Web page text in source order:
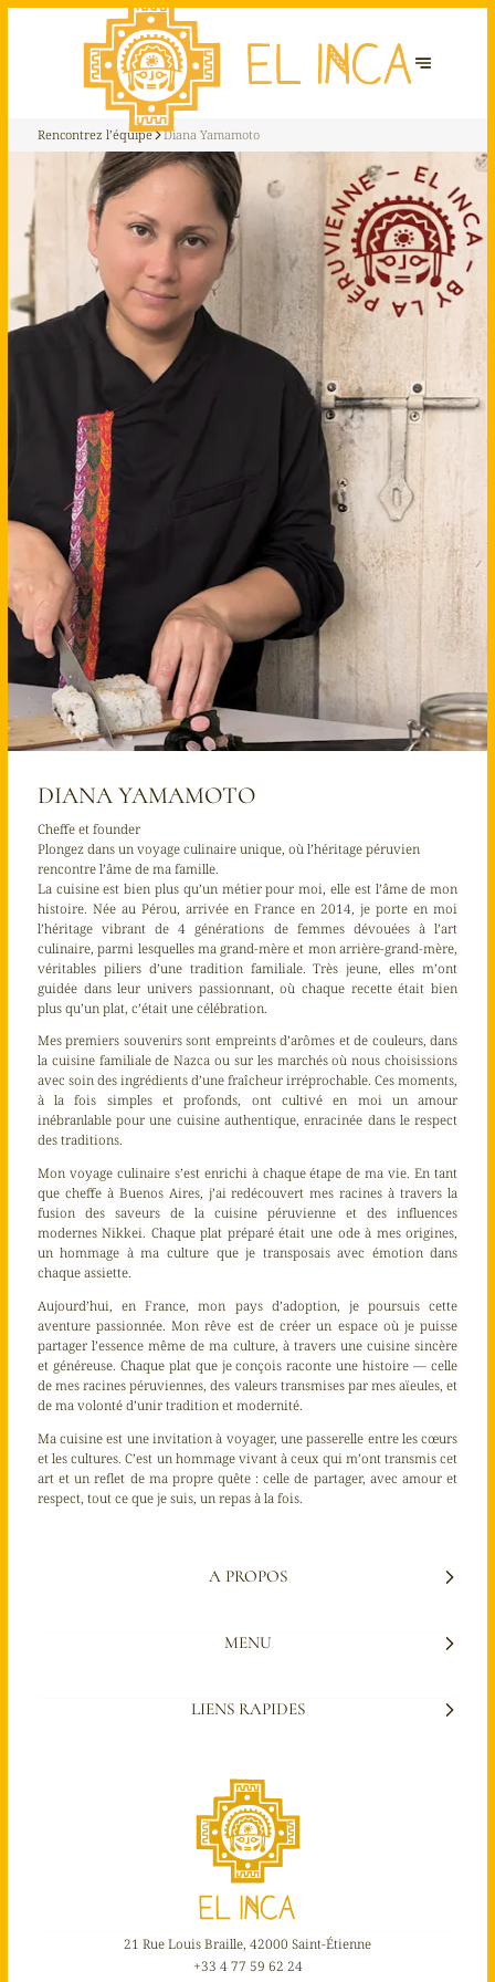
Rencontrez l’équipe Diana Yamamoto
DIANA YAMAMOTO
Cheffe et founder
Plongez dans un voyage culinaire unique, où l’héritage péruvien
rencontre l’âme de ma famille.
La cuisine est bien plus qu’un métier pour moi, elle est l’âme de mon
histoire. Née au Pérou, arrivée en France en 2014, je porte en moi
l’héritage vibrant de 4 générations de femmes dévouées à l’art
culinaire, parmi lesquelles ma grand-mère et mon arrière-grand-mère,
véritables piliers d’une tradition familiale. Très jeune, elles m’ont
guidée dans leur univers passionnant, où chaque recette était bien
plus qu’un plat, c’était une célébration.
Mes premiers souvenirs sont empreints d’arômes et de couleurs, dans
la cuisine familiale de Nazca ou sur les marchés où nous choisissions
avec soin des ingrédients d’une fraîcheur irréprochable. Ces moments,
à la fois simples et profonds, ont cultivé en moi un amour
inébranlable pour une cuisine authentique, enracinée dans le respect
des traditions.
Mon voyage culinaire s’est enrichi à chaque étape de ma vie. En tant
que cheffe à Buenos Aires, j’ai redécouvert mes racines à travers la
fusion des saveurs de la cuisine péruvienne et des influences
modernes Nikkei. Chaque plat préparé était une ode à mes origines,
un hommage à ma culture que je transposais avec émotion dans
chaque assiette.
Aujourd’hui, en France, mon pays d’adoption, je poursuis cette
aventure passionnée. Mon rêve est de créer un espace où je puisse
partager l’essence même de ma culture, à travers une cuisine sincère
et généreuse. Chaque plat que je conçois raconte une histoire — celle
de mes racines péruviennes, des valeurs transmises par mes aïeules, et
de ma volonté d’unir tradition et modernité.
Ma cuisine est une invitation à voyager, une passerelle entre les cœurs
et les cultures. C’est un hommage vivant à ceux qui m’ont transmis cet
art et un reflet de ma propre quête : celle de partager, avec amour et
respect, tout ce que je suis, un repas à la fois.
A PROPOS
MENU
LIENS RAPIDES
21 Rue Louis Braille, 42000 Saint-Étienne
+33 4 77 59 62 24